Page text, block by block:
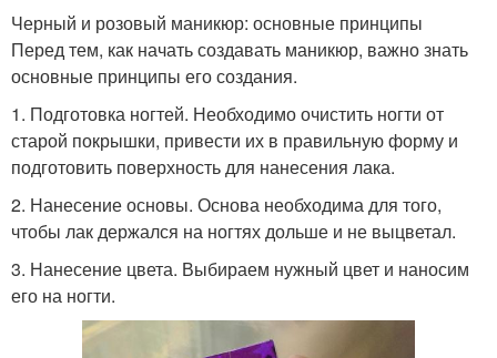
Черный и розовый маникюр: основные принципы
Перед тем, как начать создавать маникюр, важно знать
основные принципы его создания.
1. Подготовка ногтей. Необходимо очистить ногти от
старой покрышки, привести их в правильную форму и
подготовить поверхность для нанесения лака.
2. Нанесение основы. Основа необходима для того,
чтобы лак держался на ногтях дольше и не выцветал.
3. Нанесение цвета. Выбираем нужный цвет и наносим
его на ногти.